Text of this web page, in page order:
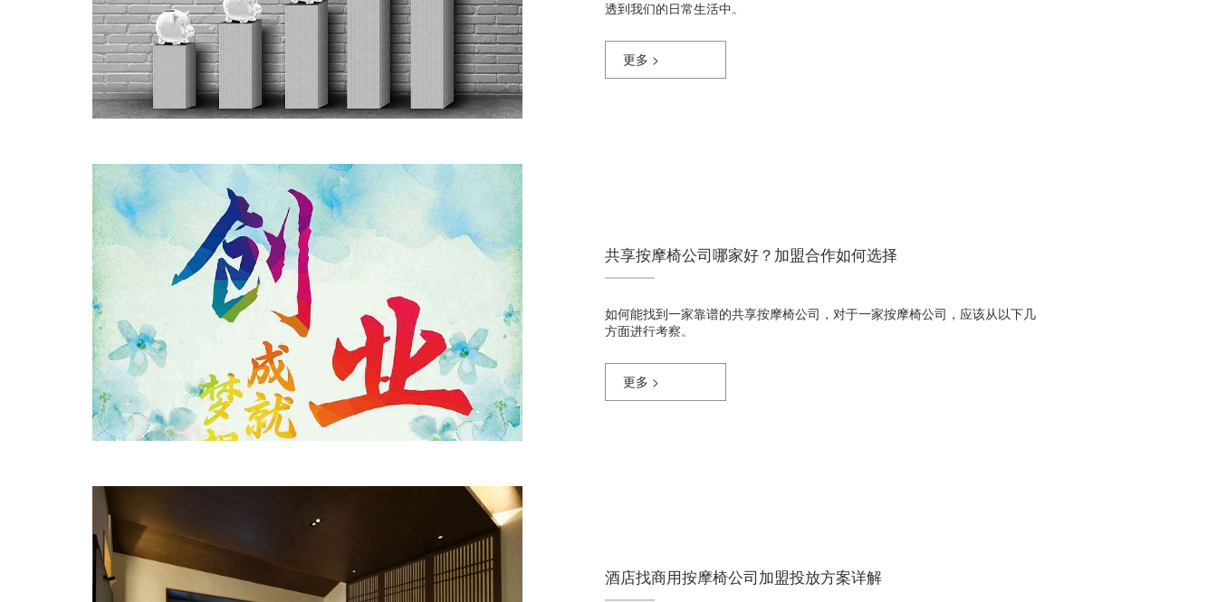
透到我们的日常生活中。
更多 >
共享按摩椅公司哪家好？加盟合作如何选择
如何能找到一家靠谱的共享按摩椅公司，对于一家按摩椅公司，应该从以下几
方面进行考察。
更多 >
酒店找商用按摩椅公司加盟投放方案详解